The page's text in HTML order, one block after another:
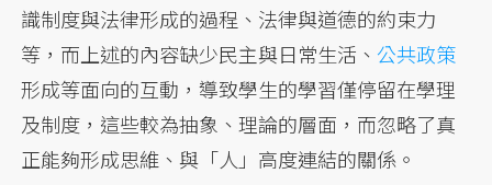
識制度與法律形成的過程、法律與道德的約束力
等，而上述的內容缺少民主與日常生活、 公共政策
形成等面向的互動，導致學生的學習僅停留在學理
及制度，這些較為抽象、理論的層面，而忽略了真
正能夠形成思維、與「人」高度連結的關係。